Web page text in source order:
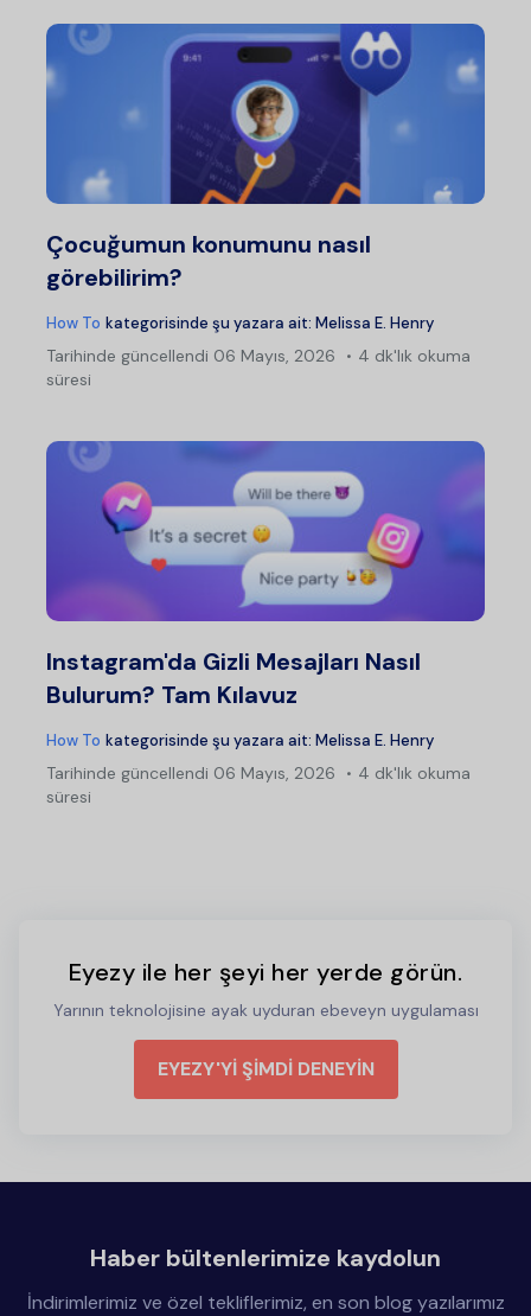
Çocuğumun konumunu nasıl
görebilirim?
How To kategorisinde şu yazara ait: Melissa E. Henry
Tarihinde güncellendi 06 Mayıs, 2026
4 dk'lık okuma
süresi
Instagram'da Gizli Mesajları Nasıl
Bulurum? Tam Kılavuz
How To kategorisinde şu yazara ait: Melissa E. Henry
Tarihinde güncellendi 06 Mayıs, 2026
4 dk'lık okuma
süresi
Eyezy ile her şeyi her yerde görün.
Yarının teknolojisine ayak uyduran ebeveyn uygulaması
EYEZY'Yİ ŞİMDİ DENEYİN
Haber bültenlerimize kaydolun
İndirimlerimiz ve özel tekliflerimiz, en son blog yazılarımız